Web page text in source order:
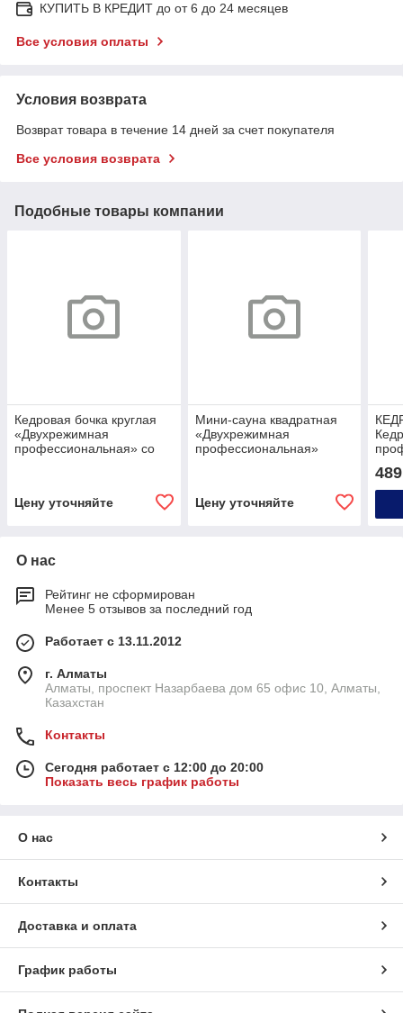
КУПИТЬ В КРЕДИТ до от 6 до 24 месяцев
Все условия оплаты
Условия возврата
Возврат товара в течение 14 дней за счет покупателя
Все условия возврата
Подобные товары компании
Кедровая бочка круглая
«Двухрежимная
профессиональная» со
Цену уточняйте
Мини-сауна квадратная
«Двухрежимная
профессиональная»
Цену уточняйте
О нас
Рейтинг не сформирован
Менее 5 отзывов за последний год
Работает с 13.11.2012
г. Алматы
Алматы, проспект Назарбаева дом 65 офис 10, Алматы,
Казахстан
Контакты
Сегодня работает с 12:00 до 20:00
Показать весь график работы
О нас
Контакты
Доставка и оплата
График работы